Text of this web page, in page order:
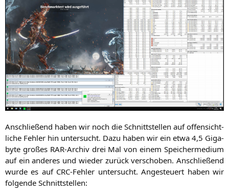
Anschlie­ßend haben wir noch die Schnitt­stel­len auf offen­sicht­
li­che Feh­ler hin unter­sucht. Dazu haben wir ein etwa 4,5 Giga­
byte gro­ßes RAR-Archiv drei Mal von einem Spei­cher­me­di­um
auf ein ande­res und wie­der zurück ver­scho­ben. Anschlie­ßend
wur­de es auf CRC-Feh­ler unter­sucht. Ange­steu­ert haben wir
fol­gen­de Schnittstellen: